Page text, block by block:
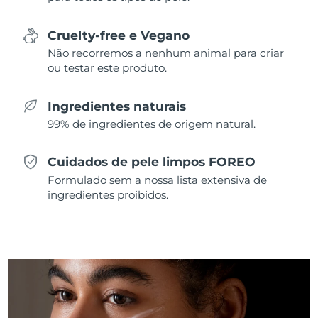
Cruelty-free e Vegano
Não recorremos a nenhum animal para criar
ou testar este produto.
Ingredientes naturais
99% de ingredientes de origem natural.
Cuidados de pele limpos FOREO
Formulado sem a nossa lista extensiva de
ingredientes proibidos.
Singapura
Eslováquia Entrega prevista8/8/26
África do Sul Entrega prevista
Coreia do Sul Entrega prevista
Espanha
Suíça Entrega prevista8/8/26
Taiwan Entrega prevista